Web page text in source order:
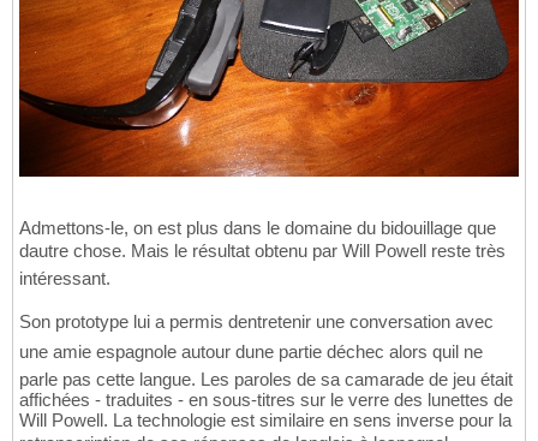
Admettons-le, on est plus dans le domaine du bidouillage que
dautre chose. Mais le résultat obtenu par Will Powell reste très
intéressant.
Son prototype lui a permis dentretenir une conversation avec
une amie espagnole autour dune partie déchec alors quil ne
parle pas cette langue. Les paroles de sa camarade de jeu était
affichées - traduites - en sous-titres sur le verre des lunettes de
Will Powell. La technologie est similaire en sens inverse pour la